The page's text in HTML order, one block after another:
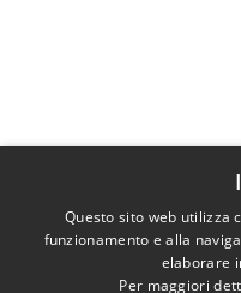
Questo sito web utilizza
funzionamento e alla
elaborare
Per maggiori